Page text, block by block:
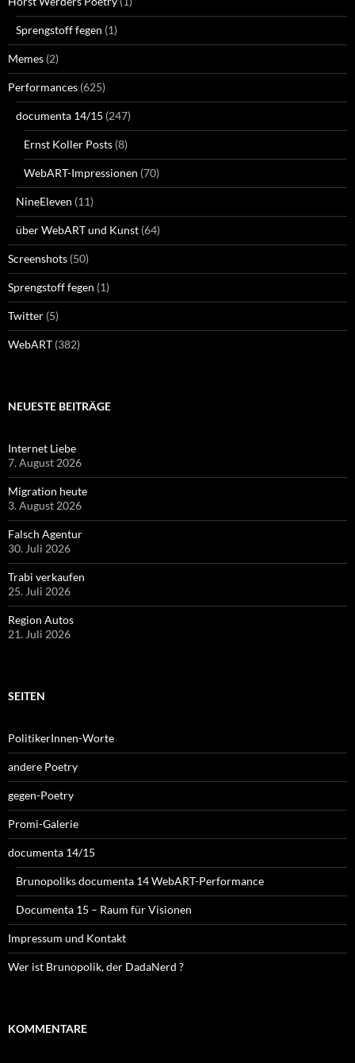
Sprengstoff fegen (1)
Memes (2)
Performances (625)
documenta 14/15 (247)
Ernst Koller Posts (8)
WebART-Impressionen (70)
NineEleven (11)
über WebART und Kunst (64)
Screenshots (50)
Sprengstoff fegen (1)
Twitter (5)
WebART (382)
NEUESTE BEITRÄGE
Internet Liebe
7. August 2026
Migration heute
3. August 2026
Falsch Agentur
30. Juli 2026
Trabi verkaufen
25. Juli 2026
Region Autos
21. Juli 2026
SEITEN
PolitikerInnen-Worte
andere Poetry
gegen-Poetry
Promi-Galerie
documenta 14/15
Brunopoliks documenta 14 WebART-Performance
Documenta 15 – Raum für Visionen
Impressum und Kontakt
Wer ist Brunopolik, der DadaNerd ?
KOMMENTARE